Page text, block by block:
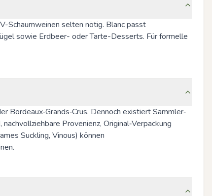
Schaumweinen selten nötig. Blanc passt
sowie Erdbeer- oder Tarte-Desserts. Für formelle
Dennoch existiert Sammler‑
Provenienz, Original‑Verpackung
Suckling, Vinous) können